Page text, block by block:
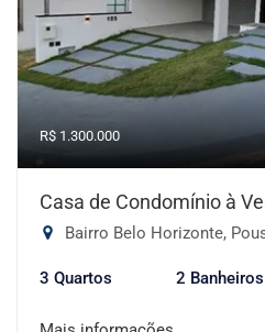
R$ 1.300.000
Casa de Condomínio à
Bairro Belo Horizonte,
3 Quartos 2 Banheiros